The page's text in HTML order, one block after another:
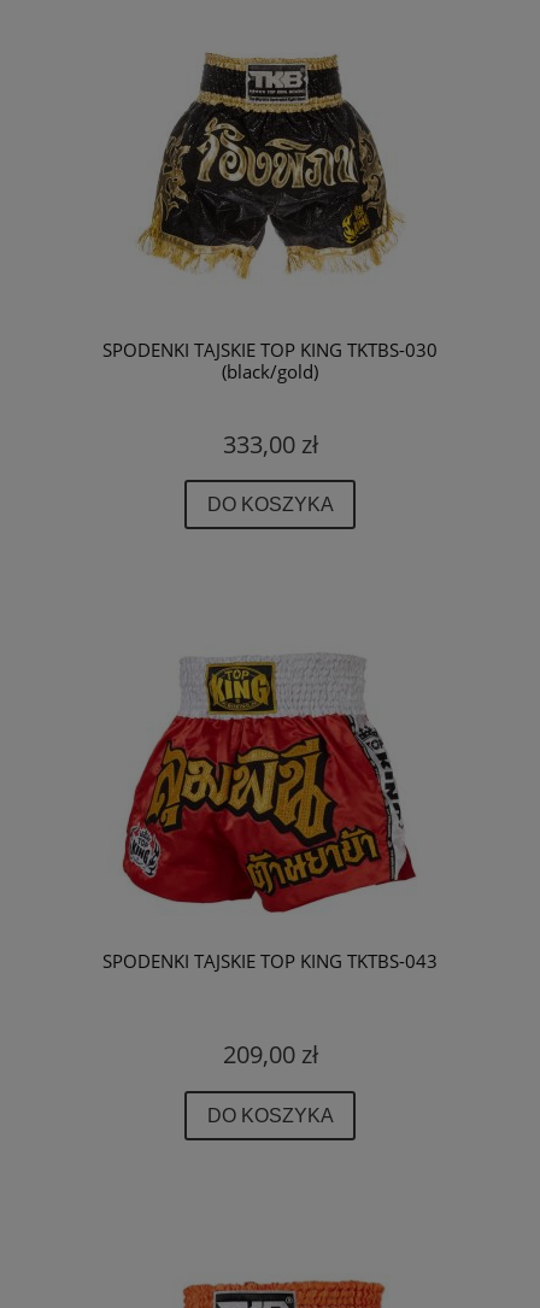
SPODENKI TAJSKIE TOP KING TKTBS-030
(black/gold)
333,00 zł
DO KOSZYKA
SPODENKI TAJSKIE TOP KING TKTBS-043
209,00 zł
DO KOSZYKA